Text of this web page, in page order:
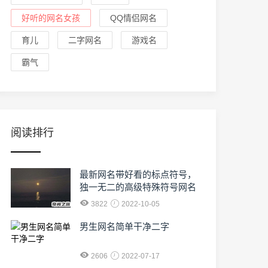
好听的网名女孩 QQ情侣网名
育儿 二字网名 游戏名
霸气
阅读排行
最新网名带好看的标点符号，
独一无二的高级特殊符号网名
3822 2022-10-05
男生网名简单干净二字
2606 2022-07-17